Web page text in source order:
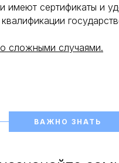
имеют сертификаты и
сложными случаями.
ВАЖНО ЗНАТЬ